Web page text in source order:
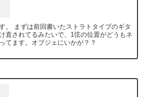
。 まずは前回書いたストラトタイプのギタ
直されてるみたいで、1弦の位置がどうもネ
てます。オブジェにいかが？？